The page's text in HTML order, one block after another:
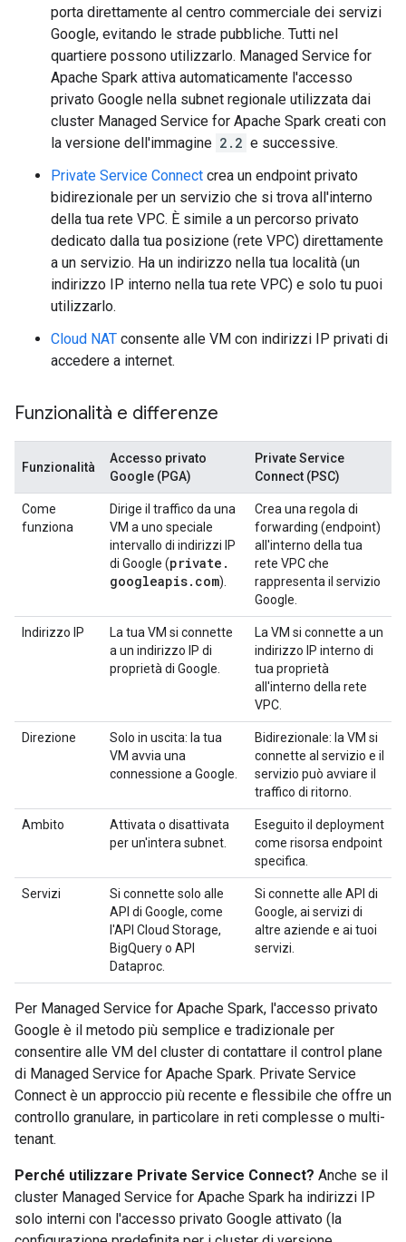
porta direttamente al centro commerciale dei servizi
Google, evitando le strade pubbliche. Tutti nel
quartiere possono utilizzarlo. Managed Service for
Apache Spark attiva automaticamente l'accesso
privato Google nella subnet regionale utilizzata dai
cluster Managed Service for Apache Spark creati con
la versione dell'immagine 2.2 e successive.
Private Service Connect crea un endpoint privato
bidirezionale per un servizio che si trova all'interno
della tua rete VPC. È simile a un percorso privato
dedicato dalla tua posizione (rete VPC) direttamente
a un servizio. Ha un indirizzo nella tua località (un
indirizzo IP interno nella tua rete VPC) e solo tu puoi
utilizzarlo.
Cloud NAT consente alle VM con indirizzi IP privati di
accedere a internet.
Funzionalità e differenze
Funzionalità
Accesso privato
Google (PGA)
Private Service
Connect (PSC)
Come
funziona
Dirige il traffico da una
VM a uno speciale
intervallo di indirizzi IP
di Google (private .
googleapis. com).
Crea una regola di
forwarding (endpoint)
all'interno della tua
rete VPC che
rappresenta il servizio
Google.
Indirizzo IP
La tua VM si connette
a un indirizzo IP di
proprietà di Google.
La VM si connette a un
indirizzo IP interno di
tua proprietà
all'interno della rete
VPC.
Direzione
Solo in uscita: la tua
VM avvia una
connessione a Google.
Bidirezionale: la VM si
connette al servizio e il
servizio può avviare il
traffico di ritorno.
Ambito
Attivata o disattivata
per un'intera subnet.
Eseguito il deployment
come risorsa endpoint
specifica.
Servizi
Si connette solo alle
API di Google, come
l'API Cloud Storage,
BigQuery o API
Dataproc.
Si connette alle API di
Google, ai servizi di
altre aziende e ai tuoi
servizi.
Per Managed Service for Apache Spark, l'accesso privato
Google è il metodo più semplice e tradizionale per
consentire alle VM del cluster di contattare il control plane
di Managed Service for Apache Spark. Private Service
Connect è un approccio più recente e flessibile che offre un
controllo granulare, in particolare in reti complesse o multi-
tenant.
Perché utilizzare Private Service Connect? Anche se il
cluster Managed Service for Apache Spark ha indirizzi IP
solo interni con l'accesso privato Google attivato (la